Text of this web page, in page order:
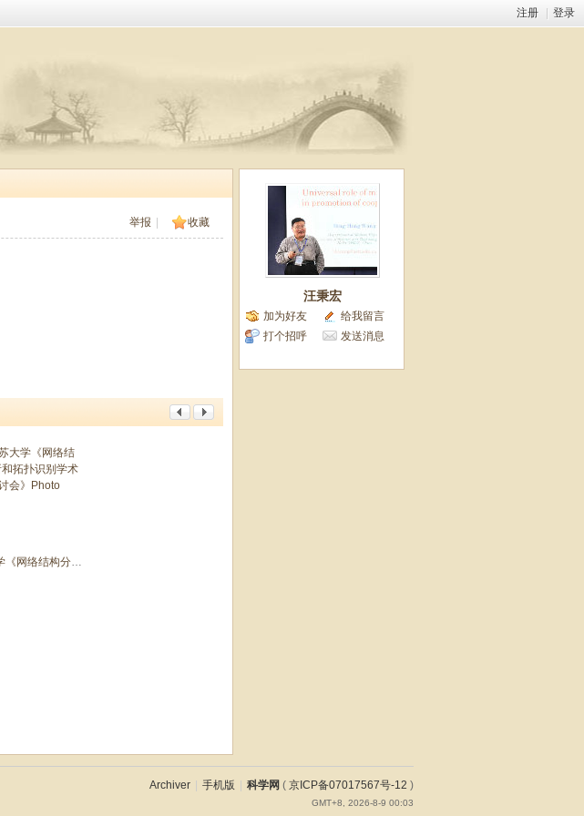
注册 登录
收藏
举报
江苏大学《网络结构分析和拓扑识别学术研讨会》Photo
汪秉宏
加为好友
给我留言
打个招呼
发送消息
Archiver 手机版 科学网 ( 京ICP备07017567号-12 )
GMT+8, 2026-8-9 00:03